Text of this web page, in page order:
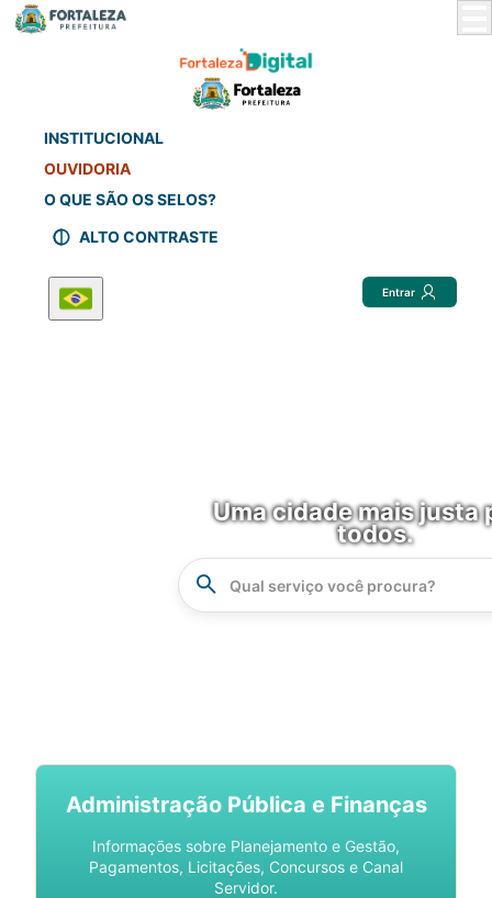
INSTITUCIONAL
OUVIDORIA
O QUE SÃO OS SELOS?
ALTO CONTRASTE
Entrar
Uma cidade mais justa
todos.
Administração Pública e Finanças
Informações sobre Planejamento e Gestão,
Pagamentos, Licitações, Concursos e Canal
Servidor.